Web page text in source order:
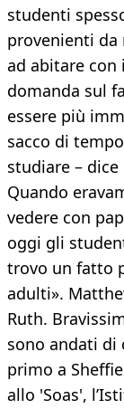
studenti
provenienti da
ad abitare
domanda sul
essere più
sacco di
studiare –
Quando
vedere con
oggi gli
trovo un fatto
adulti».
Ruth.
sono andati di
primo a
allo 'Soas',